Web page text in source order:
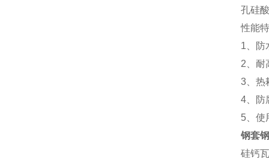
孔硅
性能
1、防
2、耐
3、热
4、防
5、使
钢套
硅钙